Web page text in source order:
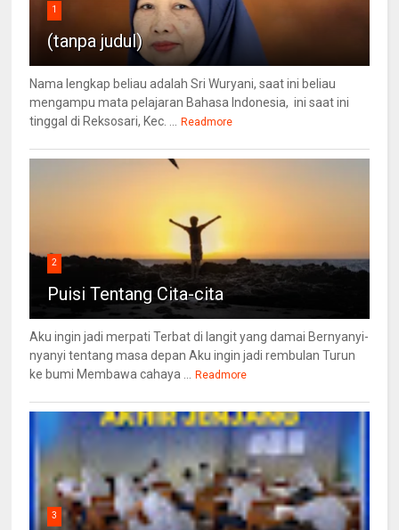
1
(tanpa judul)
Nama lengkap beliau adalah Sri Wuryani, saat ini beliau
mengampu mata pelajaran Bahasa Indonesia, ini saat ini
tinggal di Reksosari, Kec. ...
Readmore
2
Puisi Tentang Cita-cita
Aku ingin jadi merpati Terbat di langit yang damai Bernyanyi-
nyanyi tentang masa depan Aku ingin jadi rembulan Turun
ke bumi Membawa cahaya ...
Readmore
3